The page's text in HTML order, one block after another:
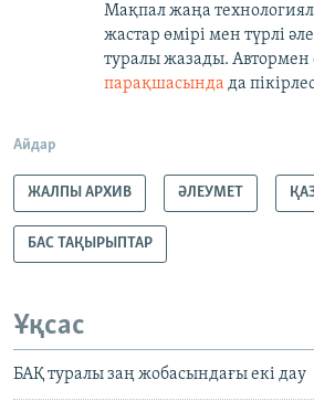
Мақпал жаңа
жастар өмірі мен түрлі
туралы жазады.
парақшасында да
Айдар
ЖАЛПЫ АРХИВ ӘЛЕУМЕТ
БАС ТАҚЫРЫПТАР
Ұқсас
БАҚ туралы заң жобасындағы екі дау